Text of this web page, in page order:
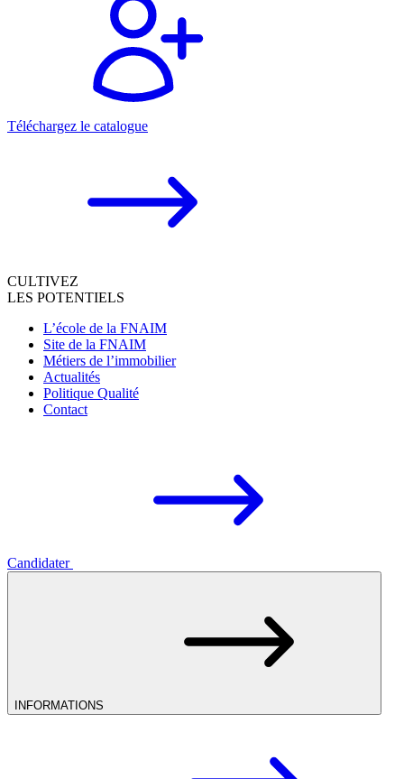
Téléchargez le catalogue
CULTIVEZ
LES POTENTIELS
L’école de la FNAIM
Site de la FNAIM
Métiers de l’immobilier
Actualités
Politique Qualité
Contact
Candidater
INFORMATIONS